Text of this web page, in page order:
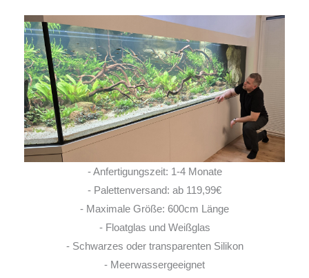
- Anfertigungszeit: 1-4 Monate
- Palettenversand: ab 119,99€
- Maximale Größe: 600cm Länge
- Floatglas und Weißglas
- Schwarzes oder transparenten Silikon
- Meerwassergeeignet